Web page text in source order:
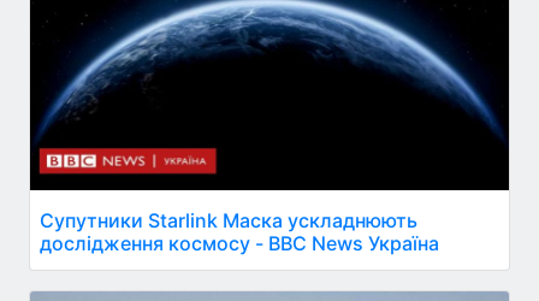
Супутники Starlink Маска ускладнюють
дослідження космосу - BBC News Україна